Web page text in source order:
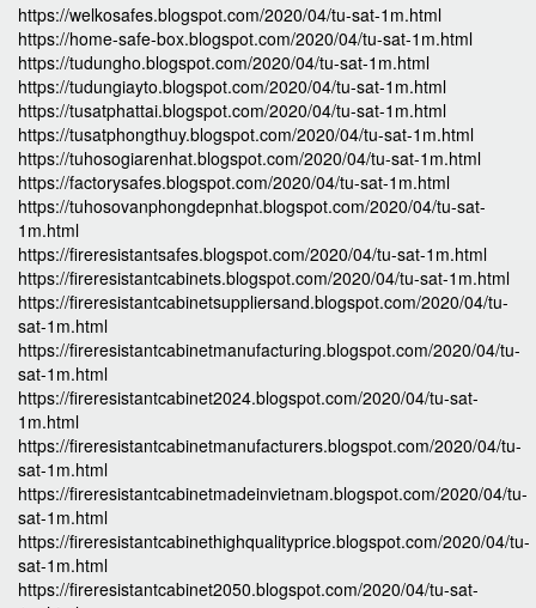
https://welkosafes.blogspot.com/2020/04/tu-sat-1m.html
https://home-safe-box.blogspot.com/2020/04/tu-sat-1m.html
https://tudungho.blogspot.com/2020/04/tu-sat-1m.html
https://tudungiayto.blogspot.com/2020/04/tu-sat-1m.html
https://tusatphattai.blogspot.com/2020/04/tu-sat-1m.html
https://tusatphongthuy.blogspot.com/2020/04/tu-sat-1m.html
https://tuhosogiarenhat.blogspot.com/2020/04/tu-sat-1m.html
https://factorysafes.blogspot.com/2020/04/tu-sat-1m.html
https://tuhosovanphongdepnhat.blogspot.com/2020/04/tu-sat-
1m.html
https://fireresistantsafes.blogspot.com/2020/04/tu-sat-1m.html
https://fireresistantcabinets.blogspot.com/2020/04/tu-sat-1m.html
https://fireresistantcabinetsuppliersand.blogspot.com/2020/04/tu-
sat-1m.html
https://fireresistantcabinetmanufacturing.blogspot.com/2020/04/tu-
sat-1m.html
https://fireresistantcabinet2024.blogspot.com/2020/04/tu-sat-
1m.html
https://fireresistantcabinetmanufacturers.blogspot.com/2020/04/tu-
sat-1m.html
https://fireresistantcabinetmadeinvietnam.blogspot.com/2020/04/tu-
sat-1m.html
https://fireresistantcabinethighqualityprice.blogspot.com/2020/04/tu-
sat-1m.html
https://fireresistantcabinet2050.blogspot.com/2020/04/tu-sat-